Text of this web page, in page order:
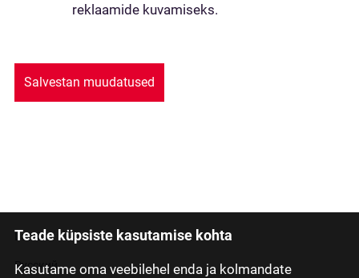
Teade küpsiste kasutamise kohta
Kasutame oma veebilehel enda ja kolmandate
reklaamide kuvamiseks.
Salvestan muudatused
Latviski
Русский